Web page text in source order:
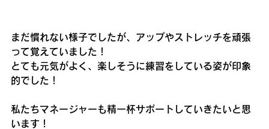
まだ慣れない様子でしたが、アップやストレッチを頑張
って覚えていました！
とても元気がよく、楽しそうに練習をしている姿が印象
的でした！
私たちマネージャーも精一杯サポートしていきたいと思
います！